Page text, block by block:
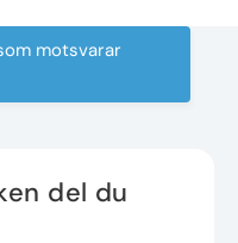
reservdelar
motsvarar
del du